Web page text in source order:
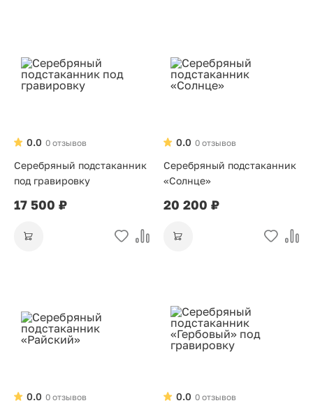
0 отзывов
0.0
Серебряный подстаканник
под гравировку
17 500 ₽
0 отзывов
0.0
Серебряный подстаканник
«Солнце»
20 200 ₽
0 отзывов
0.0
0 отзывов
0.0